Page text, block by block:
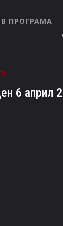
ПРОГРАМА
6 април